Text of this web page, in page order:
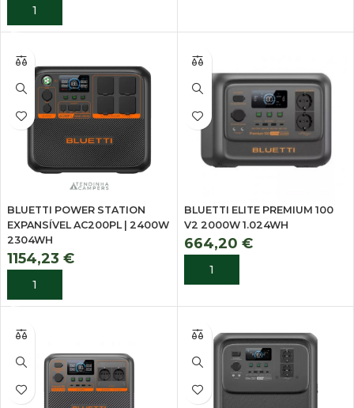
ADICIONAR
BLUETTI POWER STATION
EXPANSÍVEL AC200PL | 2400W
2304WH
1154,23 €
ADICIONAR
BLUETTI ELITE PREMIUM 100
V2 2000W 1.024WH
664,20 €
ADICIONAR